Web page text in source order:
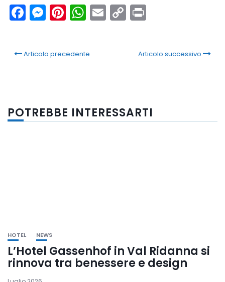
Facebook
Messenger
Pinterest
WhatsApp
Email
Copy
Link
Articolo precedente Articolo successivo
POTREBBE INTERESSARTI
HOTEL NEWS
L’Hotel Gassenhof in Val Ridanna si
rinnova tra benessere e design